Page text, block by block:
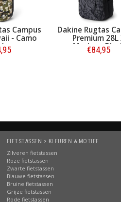
Campus
- Camo
Dakine Rugtas
Premium 28L
Mayhem Black
€84,95
FIETSTASSEN > KLEUREN & MOTIEF
Zilveren fietstassen
Roze fietstassen
Zwarte fietstassen
Blauwe fietstassen
Bruine fietstassen
Grijze fietstassen
Rode fietstassen